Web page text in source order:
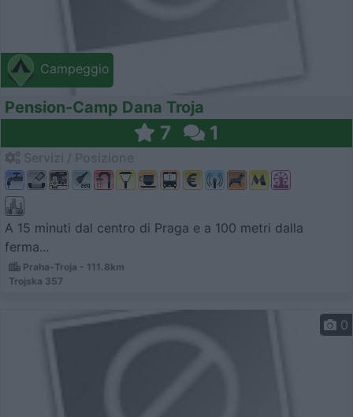
Campeggio
Pension-Camp Dana Troja
7 1
A 15 minuti dal centro di Praga e a 100 metri dalla
ferma...
Praha-Troja - 111.8km
Trojska 357
0